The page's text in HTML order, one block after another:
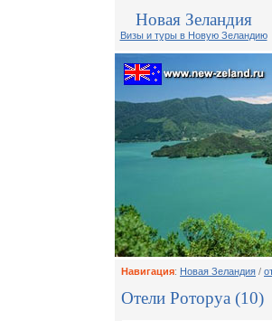
Новая Зеландия
Визы и туры в Новую Зеландию
Навигация: Новая Зеландия /
Отели Роторуа (10)